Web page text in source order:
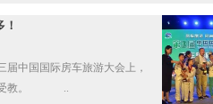
中国国际房车旅游大会上，